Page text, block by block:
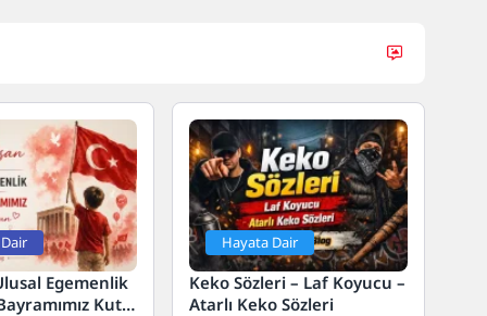
Egemenlik
Kutlu
Hayata Dair
Keko Sözleri – Laf Koyucu –
Atarlı Keko Sözleri